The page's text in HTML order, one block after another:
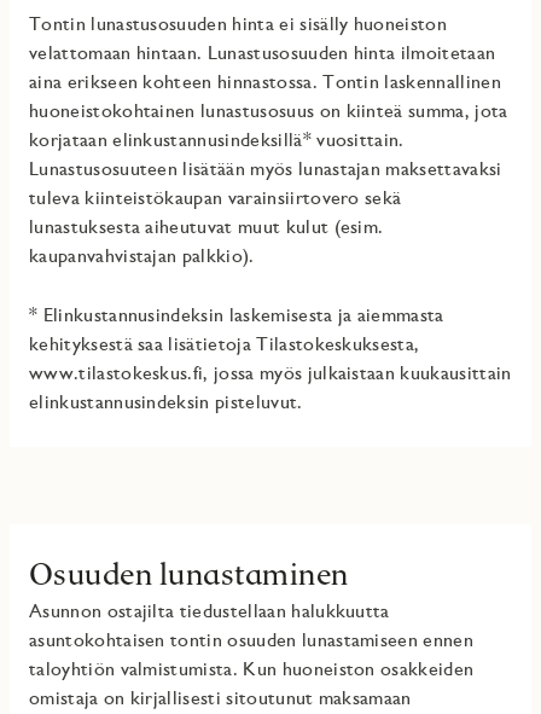
Tontin lunastusosuuden hinta ei sisälly huoneiston
velattomaan hintaan. Lunastusosuuden hinta ilmoitetaan
aina erikseen kohteen hinnastossa. Tontin laskennallinen
huoneistokohtainen lunastusosuus on kiinteä summa, jota
korjataan elinkustannusindeksillä* vuosittain.
Lunastusosuuteen lisätään myös lunastajan maksettavaksi
tuleva kiinteistökaupan varainsiirtovero sekä
lunastuksesta aiheutuvat muut kulut (esim.
kaupanvahvistajan palkkio).
* Elinkustannusindeksin laskemisesta ja aiemmasta
kehityksestä saa lisätietoja Tilastokeskuksesta,
www.tilastokeskus.fi, jossa myös julkaistaan kuukausittain
elinkustannusindeksin pisteluvut.
Osuuden lunastaminen
Asunnon ostajilta tiedustellaan halukkuutta
asuntokohtaisen tontin osuuden lunastamiseen ennen
taloyhtiön valmistumista. Kun huoneiston osakkeiden
omistaja on kirjallisesti sitoutunut maksamaan